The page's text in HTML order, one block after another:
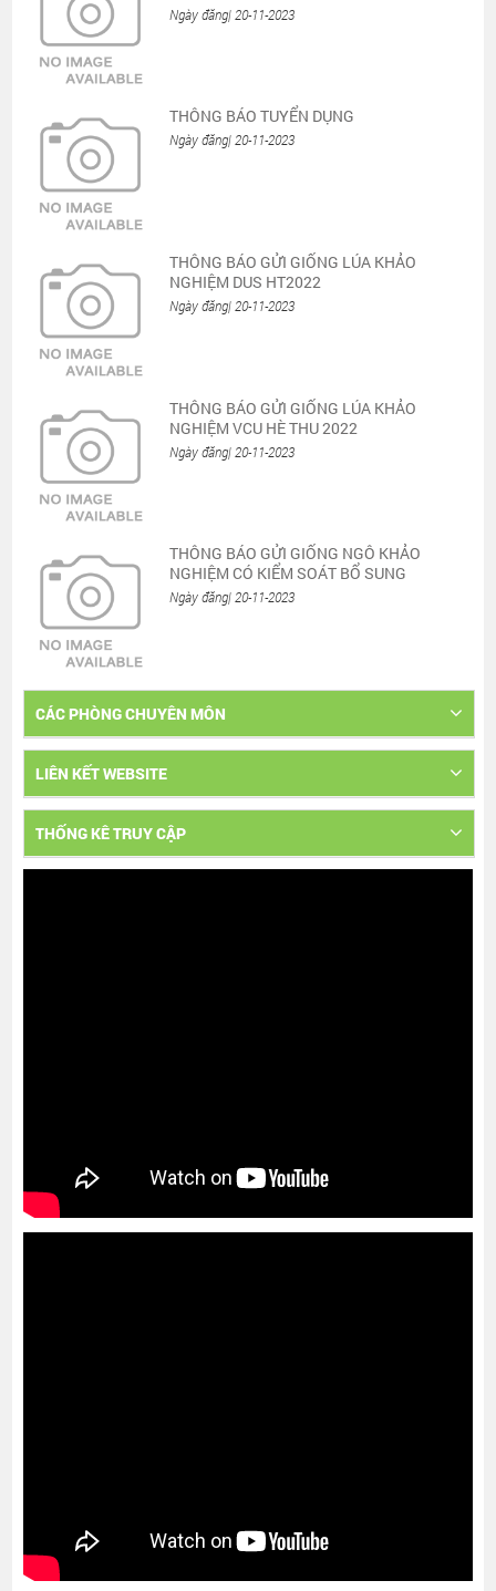
Ngày đăng| 20-11-2023
THÔNG BÁO TUYỂN DỤNG
Ngày đăng| 20-11-2023
THÔNG BÁO GỬI GIỐNG LÚA KHẢO
NGHIỆM DUS HT2022
Ngày đăng| 20-11-2023
THÔNG BÁO GỬI GIỐNG LÚA KHẢO
NGHIỆM VCU HÈ THU 2022
Ngày đăng| 20-11-2023
THÔNG BÁO GỬI GIỐNG NGÔ KHẢO
NGHIỆM CÓ KIỂM SOÁT BỔ SUNG
Ngày đăng| 20-11-2023
CÁC PHÒNG CHUYÊN MÔN
LIÊN KẾT WEBSITE
THỐNG KÊ TRUY CẬP